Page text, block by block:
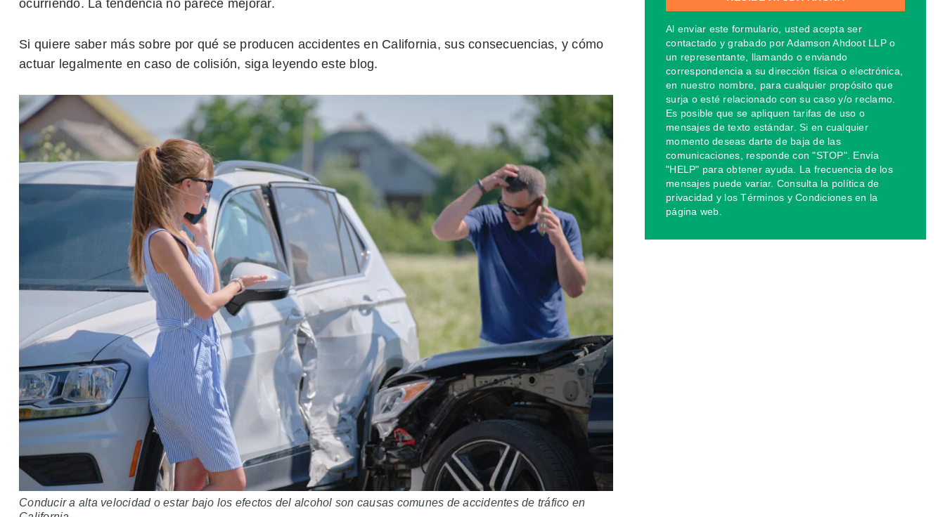
ocurriendo. La tendencia no parece mejorar.
Si quiere saber más sobre por qué se producen accidentes en California, sus consecuencias, y cómo
actuar legalmente en caso de colisión, siga leyendo este blog.
Conducir a alta velocidad o estar bajo los efectos del alcohol son causas comunes de accidentes de tráfico en
Al enviar este formulario, usted acepta ser
contactado y grabado por Adamson Ahdoot LLP o
un representante, llamando o enviando
correspondencia a su dirección física o electrónica,
en nuestro nombre, para cualquier propósito que
surja o esté relacionado con su caso y/o reclamo.
Es posible que se apliquen tarifas de uso o
mensajes de texto estándar. Si en cualquier
momento deseas darte de baja de las
comunicaciones, responde con "STOP". Envía
"HELP" para obtener ayuda. La frecuencia de los
mensajes puede variar. Consulta la política de
privacidad y los Términos y Condiciones en la
página web.